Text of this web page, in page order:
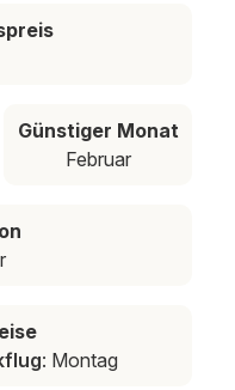
Günstiger Monat
Februar
: Montag